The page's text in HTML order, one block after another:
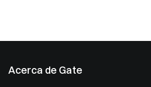
Acerca de Gate